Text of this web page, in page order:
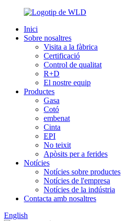
Inici
Sobre nosaltres
Visita a la fàbrica
Certificació
Control de qualitat
R+D
El nostre equip
Productes
Gasa
Cotó
embenat
Cinta
EPI
No teixit
Apòsits per a ferides
Notícies
Notícies sobre productes
Notícies de l'empresa
Notícies de la indústria
Contacta amb nosaltres
English